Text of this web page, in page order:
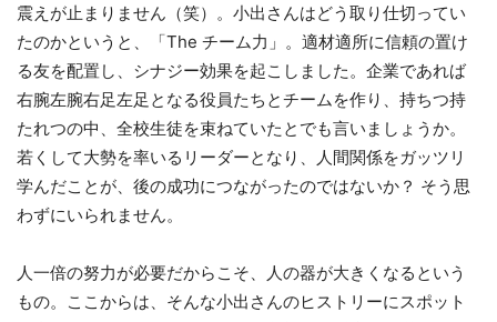
震えが止まりません（笑）。小出さんはどう取り仕切ってい
たのかというと、「The チーム力」。適材適所に信頼の置け
る友を配置し、シナジー効果を起こしました。企業であれば
右腕左腕右足左足となる役員たちとチームを作り、持ちつ持
たれつの中、全校生徒を束ねていたとでも言いましょうか。
若くして大勢を率いるリーダーとなり、人間関係をガッツリ
学んだことが、後の成功につながったのではないか？ そう思
わずにいられません。
人一倍の努力が必要だからこそ、人の器が大きくなるという
もの。ここからは、そんな小出さんのヒストリーにスポット